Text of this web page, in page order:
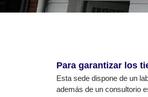
Para garantizar los
Esta sede dispone de un
además de un consultorio